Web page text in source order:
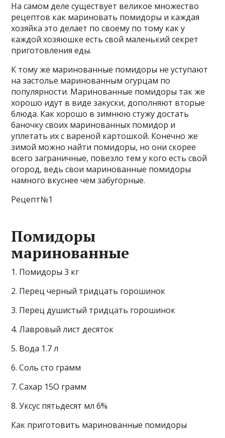
На самом деле существует великое множество
рецептов как мариновать помидоры и каждая
хозяйка это делает по своему по тому как у
каждой хозяюшке есть свой маленький секрет
приготовления еды.
К тому же маринованные помидоры не уступают
на застолье маринованным огурцам по
популярности. Маринованные помидоры так же
хорошо идут в виде закуски, дополняют вторые
блюда. Как хорошо в зимнюю стужу достать
баночку своих маринованных помидор и
уплетать их с вареной картошкой. Конечно же
зимой можно найти помидоры, но они скорее
всего заграничные, повезло тем у кого есть свой
огород, ведь свои маринованные помидоры
намного вкуснее чем забугорные.
Рецепт№1
Помидоры
маринованные
1. Помидоры 3 кг
2. Перец черный тридцать горошинок
3. Перец душистый тридцать горошинок
4. Лавровый лист десяток
5. Вода 1.7 л
6. Соль сто грамм
7. Сахар 15О грамм
8. Уксус пятьдесят мл 6%
Как приготовить маринованные помидоры